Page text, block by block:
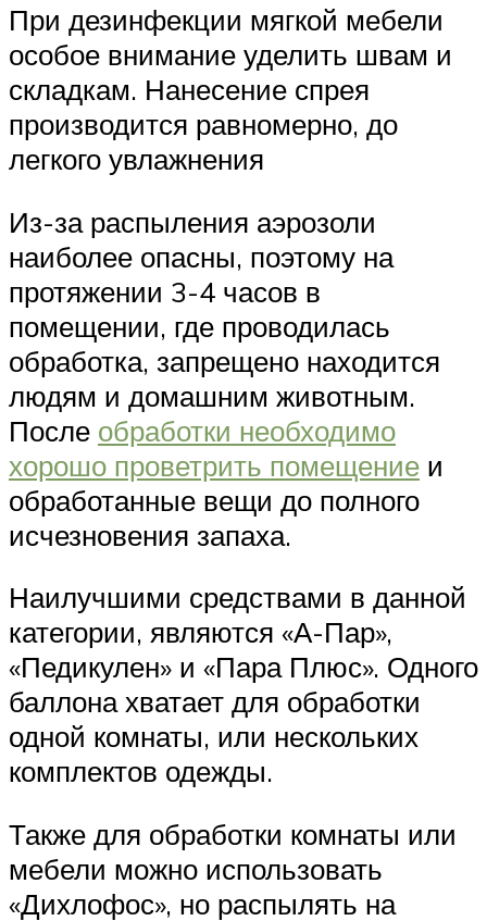
При дезинфекции мягкой мебели
особое внимание уделить швам и
складкам. Нанесение спрея
производится равномерно, до
легкого увлажнения
Из-за распыления аэрозоли
наиболее опасны, поэтому на
протяжении 3-4 часов в
помещении, где проводилась
обработка, запрещено находится
людям и домашним животным.
После обработки необходимо
хорошо проветрить помещение и
обработанные вещи до полного
исчезновения запаха.
Наилучшими средствами в данной
категории, являются «А-Пар»,
«Педикулен» и «Пара Плюс». Одного
баллона хватает для обработки
одной комнаты, или нескольких
комплектов одежды.
Также для обработки комнаты или
мебели можно использовать
«Дихлофос», но распылять на